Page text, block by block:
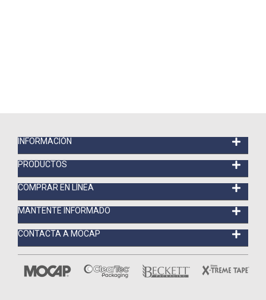
INFORMACIÓN
PRODUCTOS
COMPRAR EN LÍNEA
MANTENTE INFORMADO
CONTACTA A MOCAP